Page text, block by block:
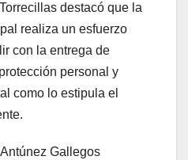
destacó que la
realiza un esfuerzo
con la entrega de
personal y
como lo estipula el
Gallegos